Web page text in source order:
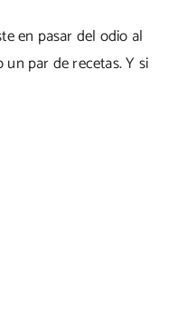
en pasar del odio al
par de recetas. Y si